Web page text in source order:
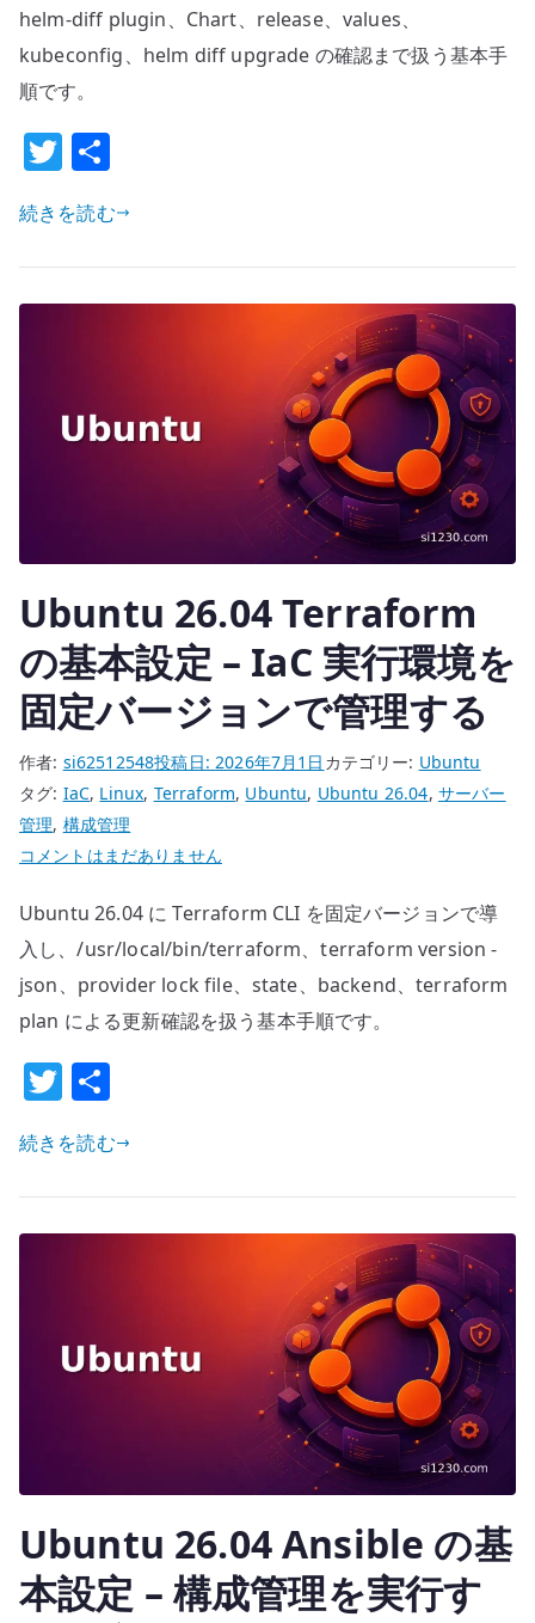
基
本
定
–
Kubernetes
ア
プ
リ
固
定
バ
ー
ジ
ョ
ン
で
管
理
る
へ
の
helm-diff plugin、Chart、release、values、
kubeconfig、helm diff upgrade の確認まで扱う基本手
順です。
T
w
it
te
r
続きを読む
Ubuntu 26.04 Terraform
の基本設定 – IaC 実行環境を
固定バージョンで管理する
作者: si62512548投稿日:2026年7月1日 カテゴリー: Ubuntu
タグ: IaC, Linux, Terraform, Ubuntu, Ubuntu 26.04, サーバー
管理, 構成管理
Ubuntu
Terraform
の
基
本
定
–
IaC
行
で
理
コメントはまだありません
Ubuntu 26.04 に Terraform CLI を固定バージョンで導
入し、/usr/local/bin/terraform、terraform version -
json、provider lock file、state、backend、terraform
plan による更新確認を扱う基本手順です。
T
w
it
te
r
続きを読む
Ubuntu 26.04 Ansible の基
本設定 – 構成管理を実行す